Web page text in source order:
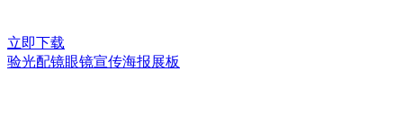
立即下载
验光配镜眼镜宣传海报展板